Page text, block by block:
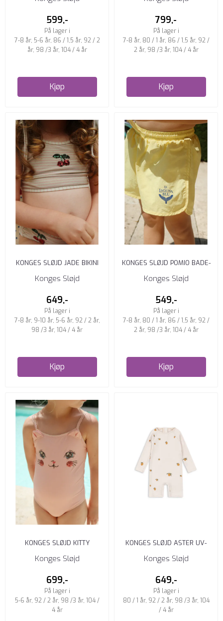
599,-
På lager i
7-8 år, 5-6 år, 86 / 1,5 år, 92 / 2
år, 98 /3 år, 104 / 4 år
Kjøp
799,-
På lager i
7-8 år, 80 / 1 år, 86 / 1,5 år, 92 /
2 år, 98 /3 år, 104 / 4 år
Kjøp
KONGES SLØJD JADE BIKINI
ROSE STRIPE
Konges Sløjd
649,-
På lager i
7-8 år, 9-10 år, 5-6 år, 92 / 2 år,
98 /3 år, 104 / 4 år
Kjøp
KONGES SLØJD POMIO BADE-
SHORTS POPCORN
Konges Sløjd
549,-
På lager i
7-8 år, 80 / 1 år, 86 / 1,5 år, 92 /
2 år, 98 /3 år, 104 / 4 år
Kjøp
KONGES SLØJD KITTY
BADEDRAKT POWDER PINK
Konges Sløjd
699,-
På lager i
5-6 år, 92 / 2 år, 98 /3 år, 104 /
4 år
KONGES SLØJD ASTER UV-
DRAKT GRAND CITRON
Konges Sløjd
649,-
På lager i
80 / 1 år, 92 / 2 år, 98 /3 år, 104
/ 4 år